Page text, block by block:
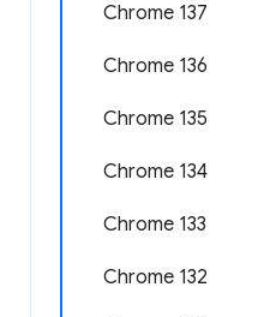
Chrome 137
Chrome 136
Chrome 135
Chrome 134
Chrome 133
Chrome 132